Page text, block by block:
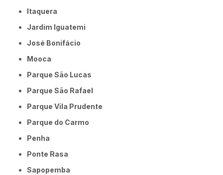
Itaquera
Jardim Iguatemi
José Bonifácio
Mooca
Parque São Lucas
Parque São Rafael
Parque Vila Prudente
Parque do Carmo
Penha
Ponte Rasa
Sapopemba